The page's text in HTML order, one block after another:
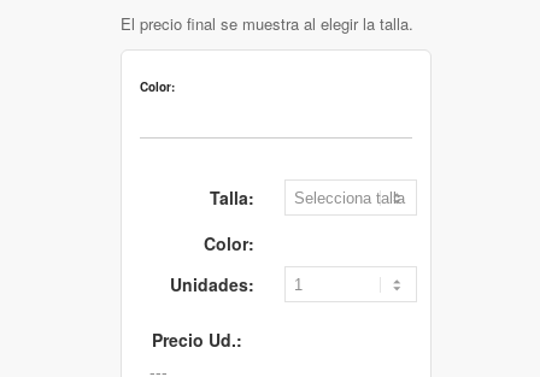
El precio final se muestra al elegir la talla.
Color:
Talla:
Color:
Unidades:
Precio Ud.: